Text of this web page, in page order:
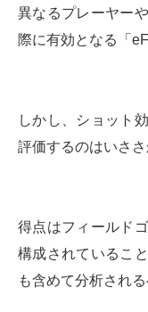
異なるプレーヤー
際に有効となる「
しかし、ショット
評価するのはいささ
得点はフィールド
構成されているこ
も含めて分析される